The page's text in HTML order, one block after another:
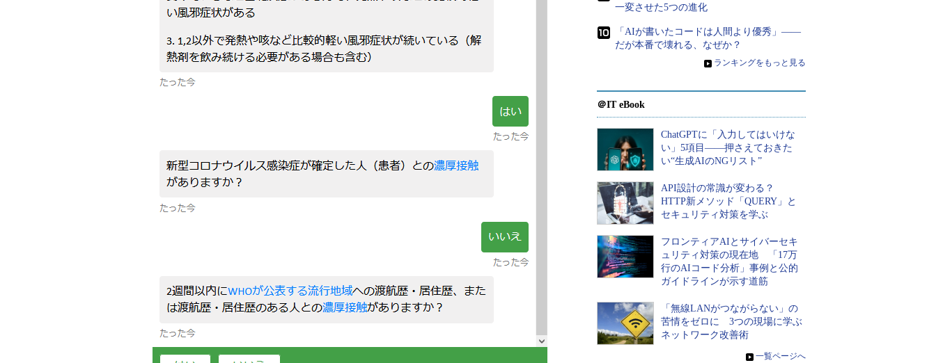
一変させた5つの進化
「AIが書いたコードは人間より優秀」――
だが本番で壊れる、なぜか？
» ランキングをもっと見る
＠IT eBook
ChatGPTに「入力してはいけな
い」5項目――押さえておきた
い“生成AIのNGリスト”
API設計の常識が変わる？
HTTP新メソッド「QUERY」と
セキュリティ対策を学ぶ
フロンティアAIとサイバーセキ
ュリティ対策の現在地 「17万
行のAIコード分析」事例と公的
ガイドラインが示す道筋
「無線LANがつながらない」の
苦情をゼロに 3つの現場に学ぶ
ネットワーク改善術
» 一覧ページへ